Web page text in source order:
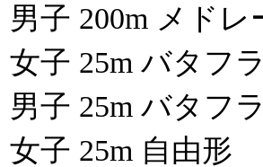
男子 200m メドレ
女子 25m バタフ
男子 25m バタフ
女子 25m 自由形